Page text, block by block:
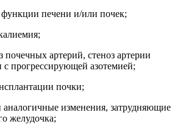
печени и/или почек;
почечных артерий, стеноз артерии
прогрессирующей азотемией;
почки;
аналогичные изменения, затрудняющие
желудочка;